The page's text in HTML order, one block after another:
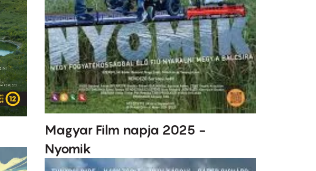
Magyar Film napja 2025 -
Nyomik